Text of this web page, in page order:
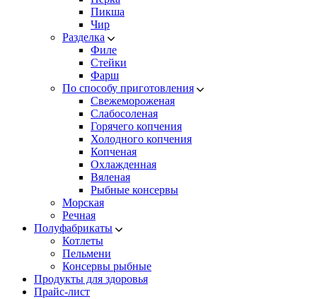
Пикша
Чир
Разделка
Филе
Стейки
Фарш
По способу приготовления
Свежемороженая
Cлабосоленая
Горячего копчения
Холодного копчения
Копченая
Охлажденная
Вяленая
Рыбные консервы
Морская
Речная
Полуфабрикаты
Котлеты
Пельмени
Консервы рыбные
Продукты для здоровья
Прайс-лист